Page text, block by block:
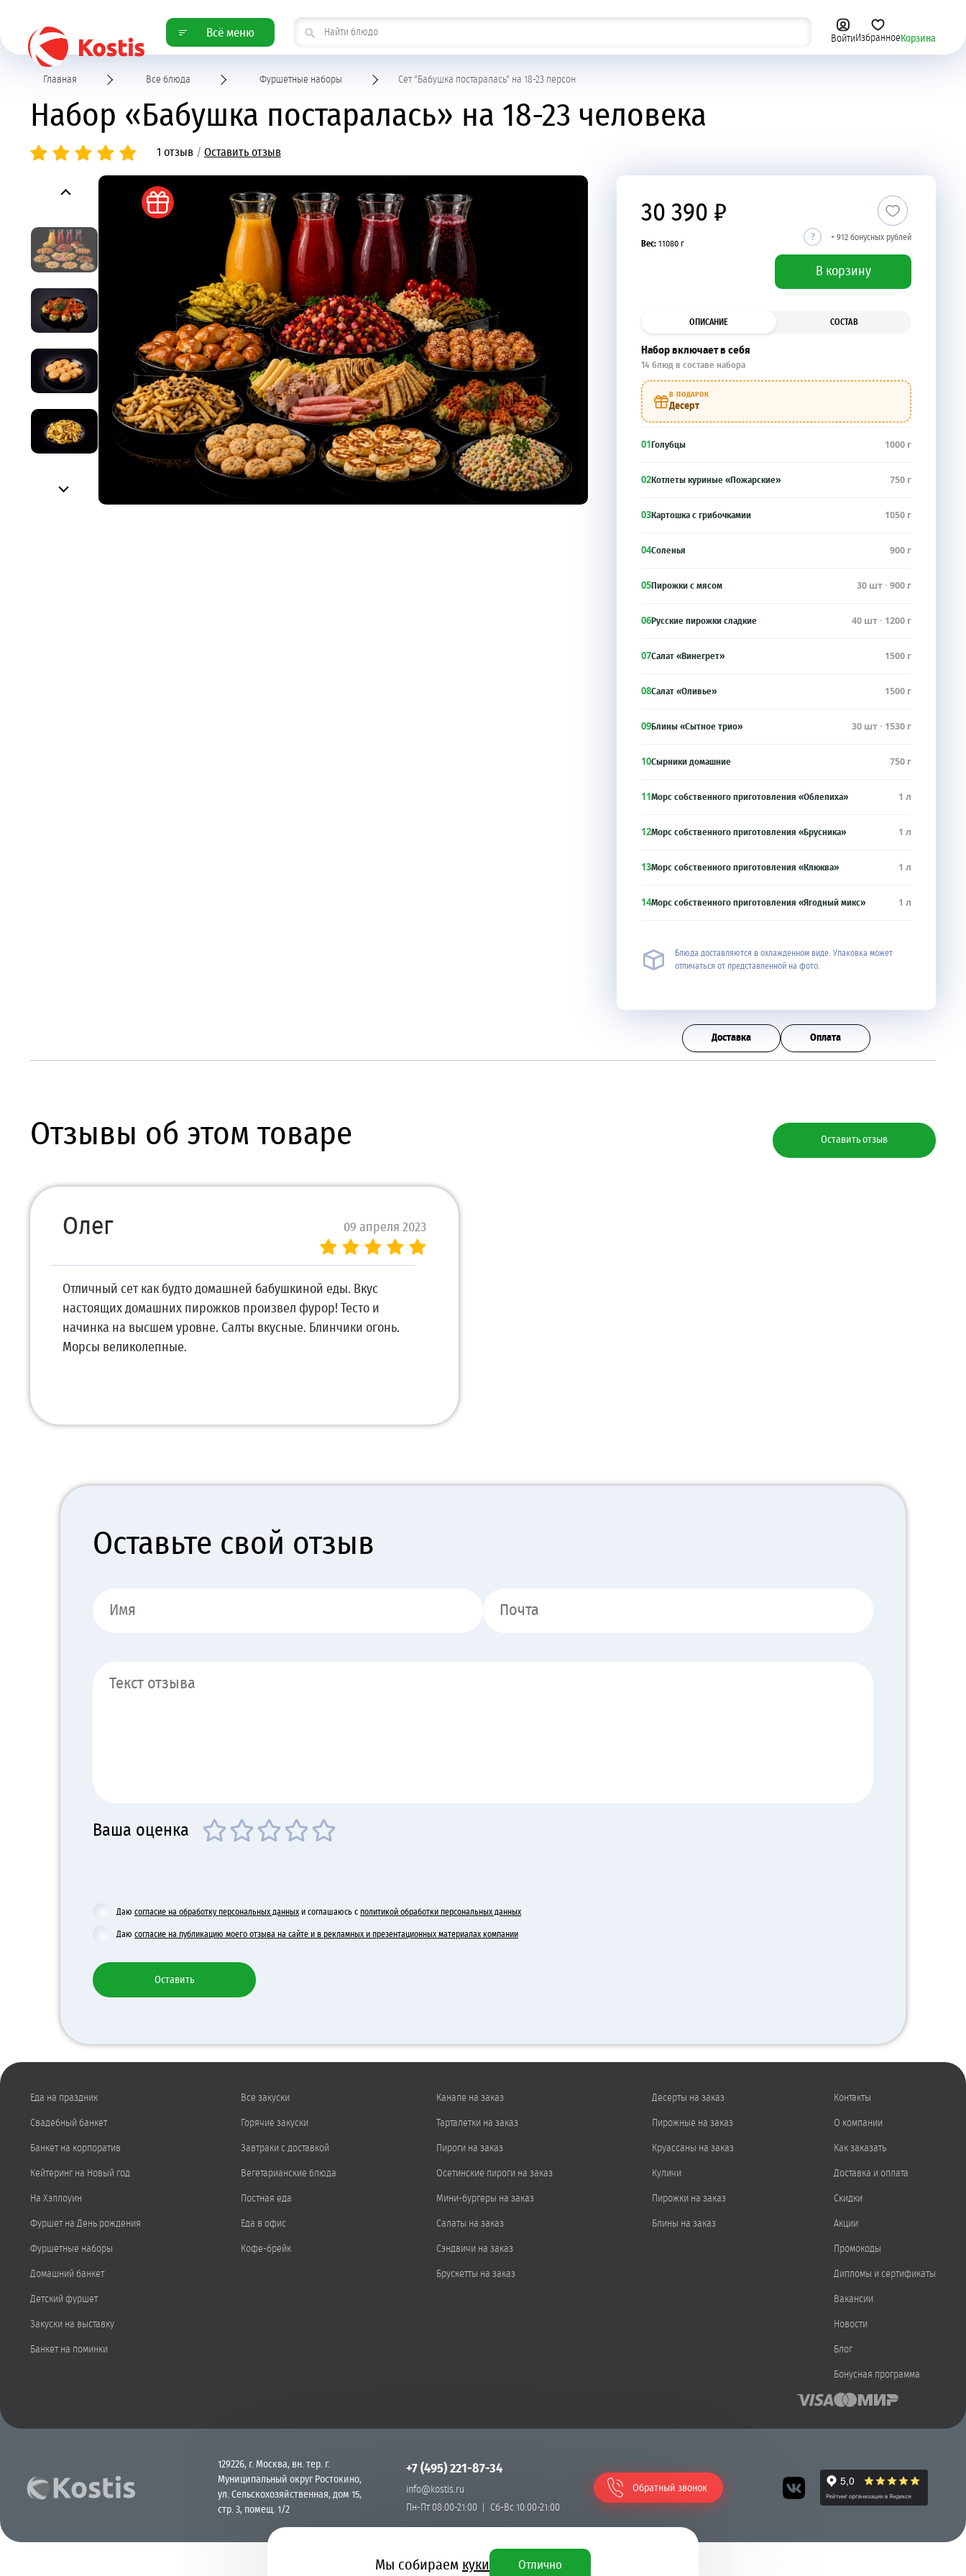
Всё меню ВойтиИзбранное Корзина
Главная Все блюда Фуршетные наборы Сет "Бабушка постаралась" на 18-23 персон
Набор «Бабушка постаралась» на 18-23 человека
1 отзыв / Оставить отзыв
30 390 ₽
Вес: 11080 г
+ 912 бонусных рублей
В корзину
ОПИСАНИЕ СОСТАВ
Набор включает в себя
14 блюд в составе набора
В ПОДАРОК
Десерт
01 Голубцы 1000 г
02Котлеты куриные «Пожарские» 750 г
03Картошка с грибочкамии 1050 г
04Соленья 900 г
05Пирожки с мясом 30 шт · 900 г
06Русские пирожки сладкие 40 шт · 1200 г
07Салат «Винегрет» 1500 г
08Салат «Оливье» 1500 г
09Блины «Сытное трио» 30 шт · 1530 г
10Сырники домашние 750 г
11Морс собственного приготовления «Облепиха» 1 л
12Морс собственного приготовления «Брусника» 1 л
13Морс собственного приготовления «Клюква» 1 л
14Морс собственного приготовления «Ягодный микс» 1 л
Блюда доставляются в охлажденном виде. Упаковка может
отличаться от представленной на фото.
Доставка Оплата
Отзывы об этом товаре Оставить отзыв
Олег 09 апреля 2023
Отличный сет как будто домашней бабушкиной еды. Вкус
настоящих домашних пирожков произвел фурор! Тесто и
начинка на высшем уровне. Салты вкусные. Блинчики огонь.
Морсы великолепные.
Оставьте свой отзыв
Ваша оценка
Даю согласие на обработку персональных данных и соглашаюсь с политикой обработки персональных данных
Даю согласие на публикацию моего отзыва на сайте и в рекламных и презентационных материалах компании
Оставить
Еда на праздник
Свадебный банкет
Банкет на корпоратив
Кейтеринг на Новый год
На Хэллоуин
Фуршет на День рождения
Фуршетные наборы
Домашний банкет
Детский фуршет
Закуски на выставку
Банкет на поминки
Все закуски
Горячие закуски
Завтраки с доставкой
Вегетарианские блюда
Постная еда
Еда в офис
Кофе-брейк
Канапе на заказ
Тарталетки на заказ
Пироги на заказ
Осетинские пироги на заказ
Мини-бургеры на заказ
Салаты на заказ
Сэндвичи на заказ
Брускетты на заказ
Десерты на заказ
Пирожные на заказ
Круассаны на заказ
Куличи
Пирожки на заказ
Блины на заказ
Контакты
О компании
Как заказать
Доставка и оплата
Скидки
Акции
Промокоды
Дипломы и сертификаты
Вакансии
Новости
Блог
Бонусная программа
129226, г. Москва, вн. тер. г.
Муниципальный округ Ростокино,
ул. Сельскохозяйственная, дом 15,
стр. 3, помещ. 1/2
+7 (495) 221-87-34
info@kostis.ru
Пн-Пт 08:00-21:00
Сб-Вс 10:00-21:00
Обратный звонок
Мы собираем куки Отлично